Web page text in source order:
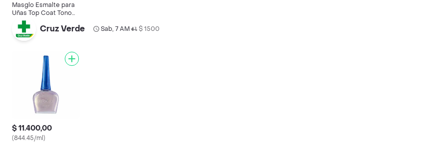
Masglo Esmalte para
Uñas Top Coat Tono
Brillo Seda
Cruz Verde Sab, 7 AM• $ 1500
$ 11.400,00
(844.45/ml)